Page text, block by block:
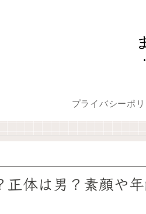
プライバシーポ
正体は男？素顔や